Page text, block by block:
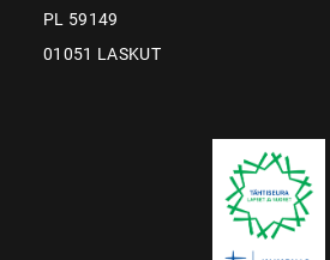
PL 59149
01051 LASKUT